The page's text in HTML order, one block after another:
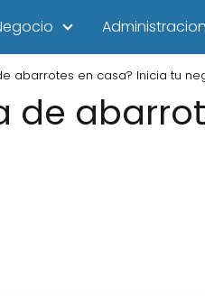
Administracion
abarrotes en casa? Inicia tu
de